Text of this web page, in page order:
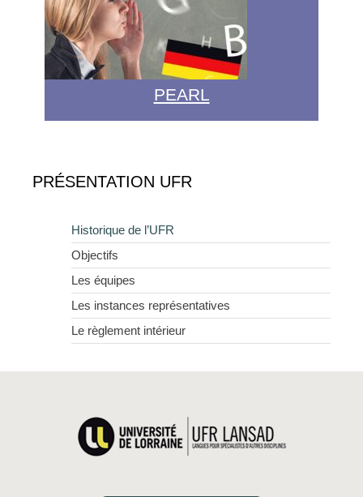
PEARL
PRÉSENTATION UFR
Historique de l’UFR
Objectifs
Les équipes
Les instances représentatives
Le règlement intérieur